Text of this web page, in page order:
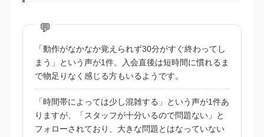
「動作がなかなか覚えられず30分がすぐ終わってし
まう」という声が1件。入会直後は短時間に慣れるま
で物足りなく感じる方もいるようです。
「時間帯によっては少し混雑する」という声が1件あ
りますが、「スタッフが十分いるので問題ない」と
フォローされており、大きな問題とはなっていない